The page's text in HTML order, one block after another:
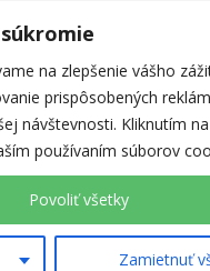
na zlepšenie vášho
prispôsobených
návštevnosti. Kliknutím
používaním súborov
Zamietnuť
Povoliť všetky
2023